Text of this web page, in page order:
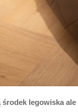
środek legowiska